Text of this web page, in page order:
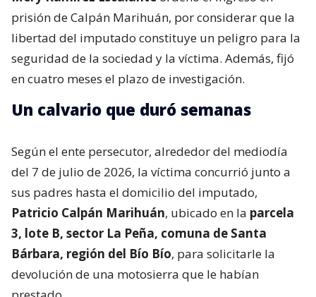
prisión de Calpán Marihuán, por considerar que la
libertad del imputado constituye un peligro para la
seguridad de la sociedad y la víctima. Además, fijó
en cuatro meses el plazo de investigación.
Un calvario que duró semanas
Según el ente persecutor, alrededor del mediodía
del 7 de julio de 2026, la víctima concurrió junto a
sus padres hasta el domicilio del imputado,
Patricio Calpán Marihuán, ubicado en la parcela
3, lote B, sector La Peña, comuna de Santa
Bárbara, región del Bío Bío, para solicitarle la
devolución de una motosierra que le habían